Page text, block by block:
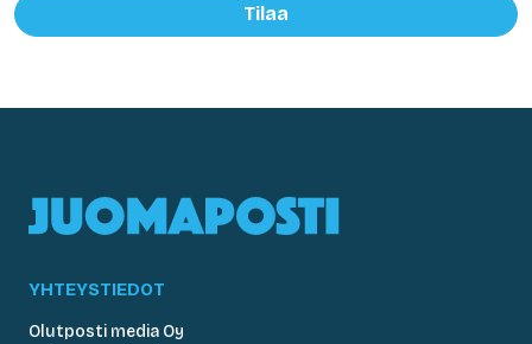
Tilaa
YHTEYSTIEDOT
Olutposti media Oy